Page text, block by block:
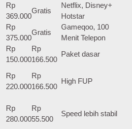
Rp
369.000
Gratis
Netflix, Disney+
Hotstar
Rp
375.000
Gratis
Gameqoo, 100
Menit Telepon
Rp
150.000
Rp
166.500
Paket dasar
Rp
220.000
Rp
166.500
High FUP
Rp
280.000
Rp
55.500
Speed lebih stabil